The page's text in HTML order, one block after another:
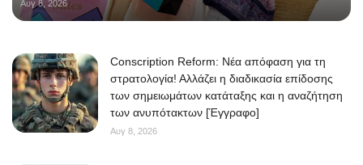
Αυγ 8, 2026
Conscription Reform: Νέα απόφαση για τη
στρατολογία! Αλλάζει η διαδικασία επίδοσης
των σημειωμάτων κατάταξης και η αναζήτηση
των ανυπότακτων [Έγγραφο]
Αυγ 8, 2026